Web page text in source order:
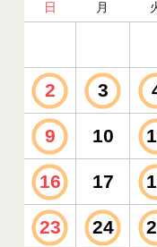
日 月
2 3
9 10
16 17
23 24